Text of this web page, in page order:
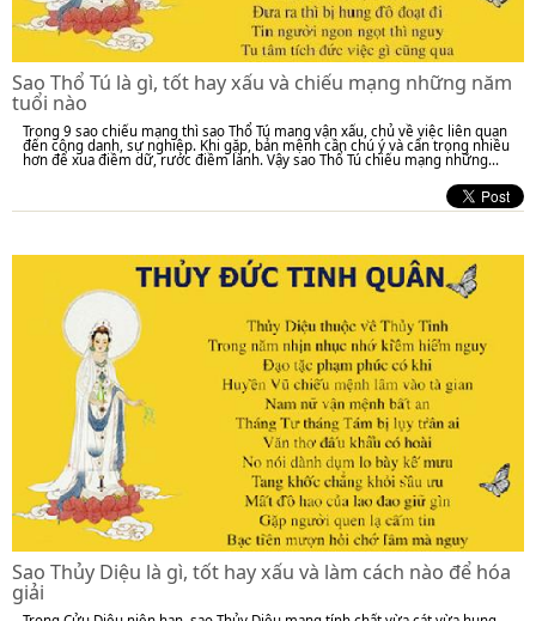
Sao Thổ Tú là gì, tốt hay xấu và chiếu mạng những năm
tuổi nào
Trong 9 sao chiếu mạng thì sao Thổ Tú mang vận xấu, chủ về việc liên quan
đến công danh, sự nghiệp. Khi gặp, bản mệnh cần chú ý và cẩn trọng nhiều
hơn để xua điềm dữ, rước điềm lành. Vậy sao Thổ Tú chiếu mạng những...
Sao Thủy Diệu là gì, tốt hay xấu và làm cách nào để hóa
giải